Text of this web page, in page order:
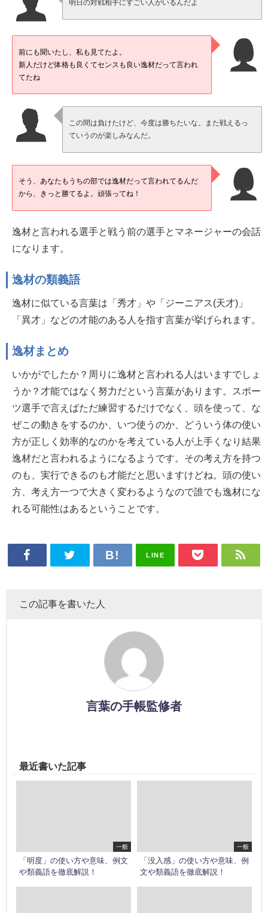
明日の対戦相手にすごい人がいるんだよ
前にも聞いたし、私も見てたよ。
新人だけど体格も良くてセンスも良い逸材だって言われ
てたね
この間は負けたけど、今度は勝ちたいな。また戦えるっ
ていうのが楽しみなんだ。
そう、あなたもうちの部では逸材だって言われてるんだ
から、きっと勝てるよ。頑張ってね！
逸材と言われる選手と戦う前の選手とマネージャーの会話
になります。
逸材の類義語
逸材に似ている言葉は「秀才」や「ジーニアス(天才)」
「異才」などの才能のある人を指す言葉が挙げられます。
逸材まとめ
いかがでしたか？周りに逸材と言われる人はいますでしょ
うか？才能ではなく努力だという言葉があります。スポー
ツ選手で言えばただ練習するだけでなく、頭を使って、な
ぜこの動きをするのか、いつ使うのか、どういう体の使い
方が正しく効率的なのかを考えている人が上手くなり結果
逸材だと言われるようになるようです。その考え方を持つ
のも、実行できるのも才能だと思いますけどね。頭の使い
方、考え方一つで大きく変わるようなので誰でも逸材にな
れる可能性はあるということです。
LINE
この記事を書いた人
言葉の手帳監修者
最近書いた記事
一般
「明度」の使い方や意味、例文
や類義語を徹底解説！
一般
「没入感」の使い方や意味、例
文や類義語を徹底解説！